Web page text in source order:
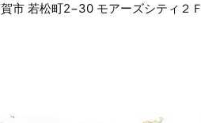
市 若松町2−30 モアーズシティ２Ｆ